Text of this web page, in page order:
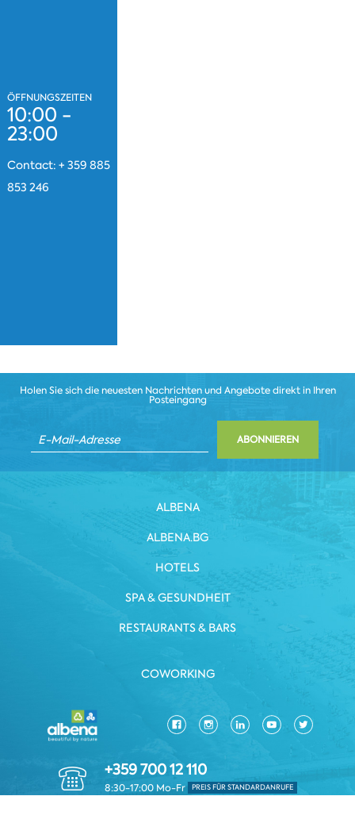
ÖFFNUNGSZEITEN
10:00 -
23:00
Contact: + 359 885
853 246
Holen Sie sich die neuesten Nachrichten und Angebote direkt in Ihren
Posteingang
ABONNIEREN
ALBENA
ALBENA.BG
HOTELS
SPA & GESUNDHEIT
RESTAURANTS & BARS
COWORKING
+359 700 12 110
8:30-17:00 Mo-Fr PREIS FÜR STANDARDANRUFE